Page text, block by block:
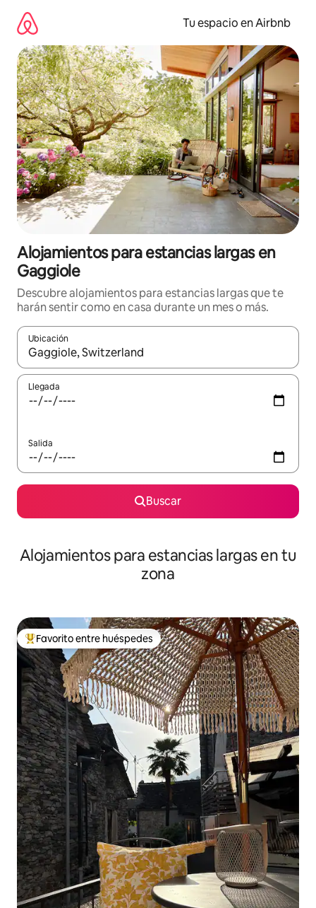
contenido
Tu espacio en Airbnb
Alojamientos para estancias largas en
Gaggiole
Descubre alojamientos para estancias largas que te
harán sentir como en casa durante un mes o más.
Ubicación
Cuando los resultados estén disponibles, podrás navegar
Llegada
Salida
Buscar
Alojamientos para estancias largas en tu
zona
De los mejores en Favorito entre huéspedes
Favorito entre huéspedes